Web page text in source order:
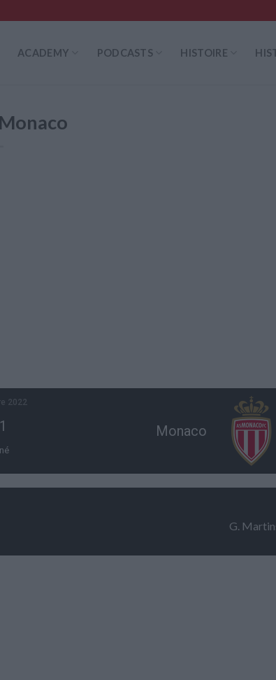
ACADEMY PODCASTS HISTOIRE
Monaco
2022
1
G.